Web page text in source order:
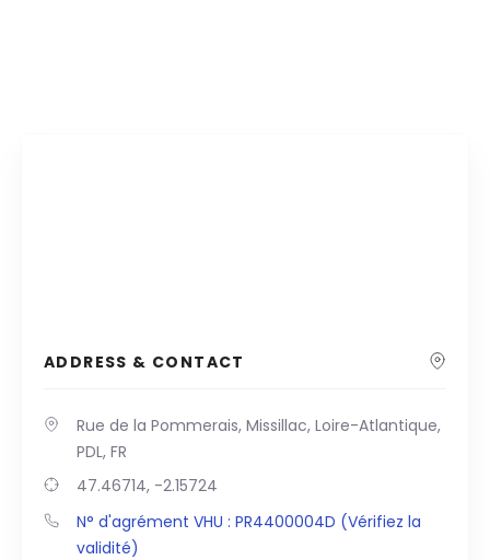
ADDRESS & CONTACT
Rue de la Pommerais, Missillac, Loire-Atlantique,
PDL, FR
47.46714, -2.15724
N° d'agrément VHU : PR4400004D (Vérifiez la
validité)